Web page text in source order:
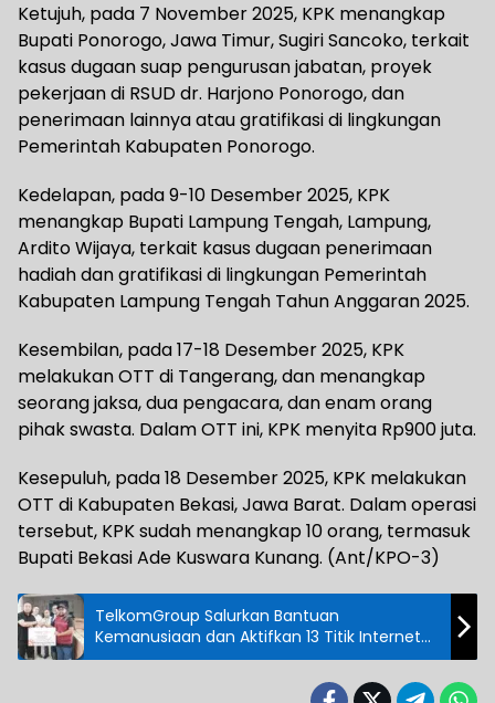
Ketujuh, pada 7 November 2025, KPK menangkap
Bupati Ponorogo, Jawa Timur, Sugiri Sancoko, terkait
kasus dugaan suap pengurusan jabatan, proyek
pekerjaan di RSUD dr. Harjono Ponorogo, dan
penerimaan lainnya atau gratifikasi di lingkungan
Pemerintah Kabupaten Ponorogo.
Kedelapan, pada 9-10 Desember 2025, KPK
menangkap Bupati Lampung Tengah, Lampung,
Ardito Wijaya, terkait kasus dugaan penerimaan
hadiah dan gratifikasi di lingkungan Pemerintah
Kabupaten Lampung Tengah Tahun Anggaran 2025.
Kesembilan, pada 17-18 Desember 2025, KPK
melakukan OTT di Tangerang, dan menangkap
seorang jaksa, dua pengacara, dan enam orang
pihak swasta. Dalam OTT ini, KPK menyita Rp900 juta.
Kesepuluh, pada 18 Desember 2025, KPK melakukan
OTT di Kabupaten Bekasi, Jawa Barat. Dalam operasi
tersebut, KPK sudah menangkap 10 orang, termasuk
Bupati Bekasi Ade Kuswara Kunang. (Ant/KPO-3)
TelkomGroup Salurkan Bantuan
Kemanusiaan dan Aktifkan 13 Titik Internet
Satelit untuk Korban Bencana Sumatra